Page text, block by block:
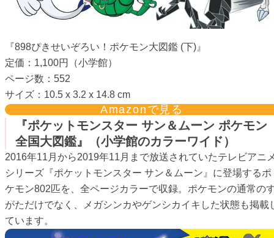
『898ぴきせいぞろい！ポケモン大図鑑 (下)』
定価：1,100円（小学館）
ページ数：552
サイズ：10.5 x 3.2 x 14.8 cm
Amazonで見る
『ポケットモンスター サン＆ムーン ポケモン
全国大図鑑』（小学館のカラーワイド）
2016年11月から2019年11月まで放送されていたテレビアニ
シリーズ『ポケットモンスター サン＆ムーン』に登場するポ
ケモン802匹を、全ページカラーで収録。ポケモンの通常の
がただけでなく、メガシンカやゲンシカイキした状態も掲載
ています。